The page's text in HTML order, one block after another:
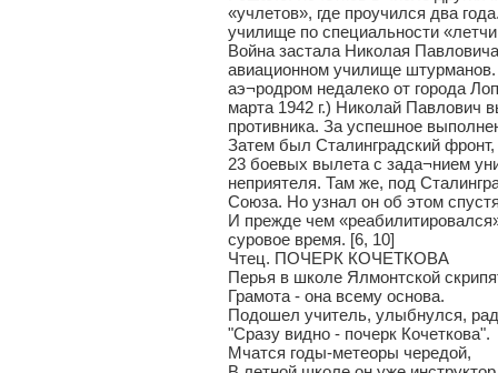
«учлетов», где проучился два
училище по специальности
Война застала Николая
авиационном училище
аэ¬родром недалеко от города
марта 1942 г.) Николай Павлович
противника. За успешное
Затем был Сталинградский
23 боевых вылета с зада¬нием
неприятеля. Там же, под
Союза. Но узнал он об этом
И прежде чем
суровое время. [6, 10]
Чтец. ПОЧЕРК КОЧЕТКОВА
Перья в школе Ялмонтской
Грамота - она всему основа.
Подошел учитель, улыбнулся,
"Сразу видно - почерк Кочеткова".
Мчатся годы-метеоры чередой,